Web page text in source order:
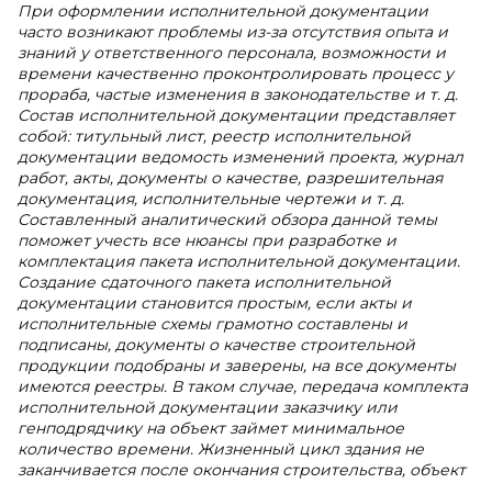
При оформлении исполнительной документации
часто возникают проблемы из-за отсутствия опыта и
знаний у ответственного персонала, возможности и
времени качественно проконтролировать процесс у
прораба, частые изменения в законодательстве и т. д.
Состав исполнительной документации представляет
собой: титульный лист, реестр исполнительной
документации ведомость изменений проекта, журнал
работ, акты, документы о качестве, разрешительная
документация, исполнительные чертежи и т. д.
Составленный аналитический обзора данной темы
поможет учесть все нюансы при разработке и
комплектация пакета исполнительной документации.
Создание сдаточного пакета исполнительной
документации становится простым, если акты и
исполнительные схемы грамотно составлены и
подписаны, документы о качестве строительной
продукции подобраны и заверены, на все документы
имеются реестры. В таком случае, передача комплекта
исполнительной документации заказчику или
генподрядчику на объект займет минимальное
количество времени. Жизненный цикл здания не
заканчивается после окончания строительства, объект